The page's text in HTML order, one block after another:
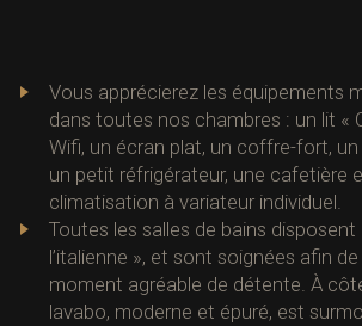
Vous apprécierez les équipements
dans toutes nos chambres : un lit «
Wifi, un écran plat, un coffre-fort,
un petit réfrigérateur, une cafetière
climatisation à variateur individuel.
Toutes les salles de bains
l’italienne », et sont soignées afin
moment agréable de détente. À
lavabo, moderne et épuré, est